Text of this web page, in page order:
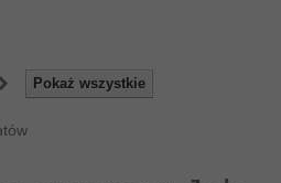
Pokaż wszystkie